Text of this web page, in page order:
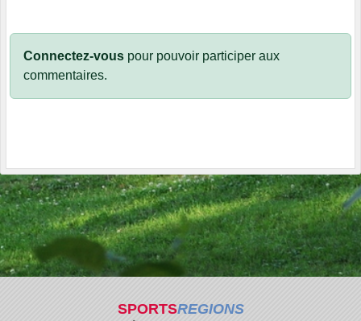
Connectez-vous pour pouvoir participer aux
commentaires.
SPORTSREGIONS